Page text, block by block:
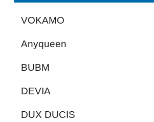
VOKAMO
Anyqueen
BUBM
DEVIA
DUX DUCIS